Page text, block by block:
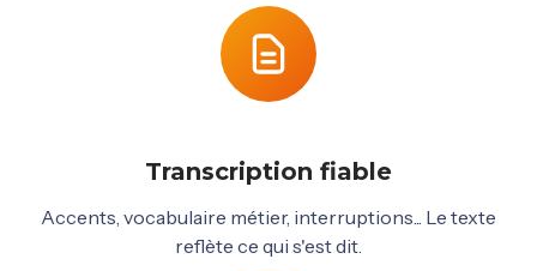
Transcription fiable
Accents, vocabulaire métier, interruptions... Le texte
reflète ce qui s'est dit.